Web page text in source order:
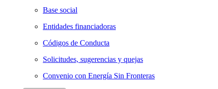
Base social
Entidades financiadoras
Códigos de Conducta
Solicitudes, sugerencias y quejas
Convenio con Energía Sin Fronteras